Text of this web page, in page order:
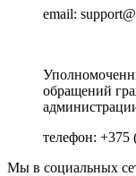
email:
обращений
телефон: +375
Мы в социальных